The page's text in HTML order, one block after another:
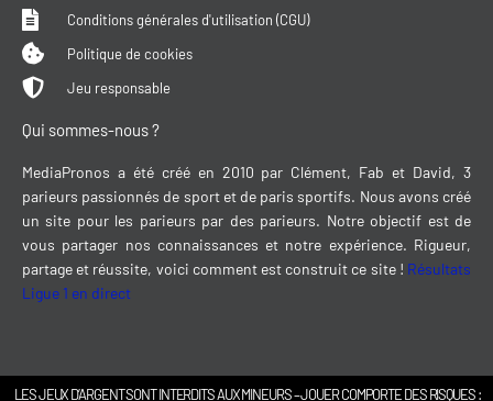
Conditions générales d'utilisation (CGU)
Politique de cookies
Jeu responsable
Qui sommes-nous ?
MediaPronos a été créé en 2010 par Clément, Fab et David, 3
parieurs passionnés de sport et de paris sportifs. Nous avons créé
un site pour les parieurs par des parieurs. Notre objectif est de
vous partager nos connaissances et notre expérience. Rigueur,
partage et réussite, voici comment est construit ce site ! Résultats
Ligue 1 en direct
LES JEUX D’ARGENT SONT INTERDITS AUX MINEURS – JOUER COMPORTE DES RISQUES :